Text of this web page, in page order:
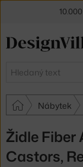
Hledat
Nábytek
Židle Fiber
Castors,